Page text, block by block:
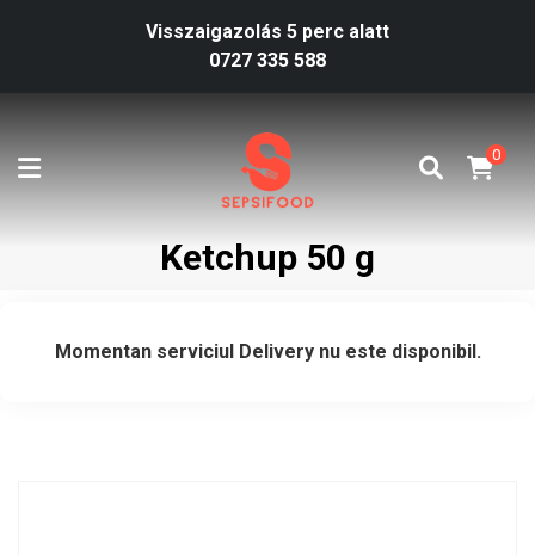
Visszaigazolás 5 perc alatt
0727 335 588
0
Ketchup 50 g
Momentan serviciul Delivery nu este disponibil.